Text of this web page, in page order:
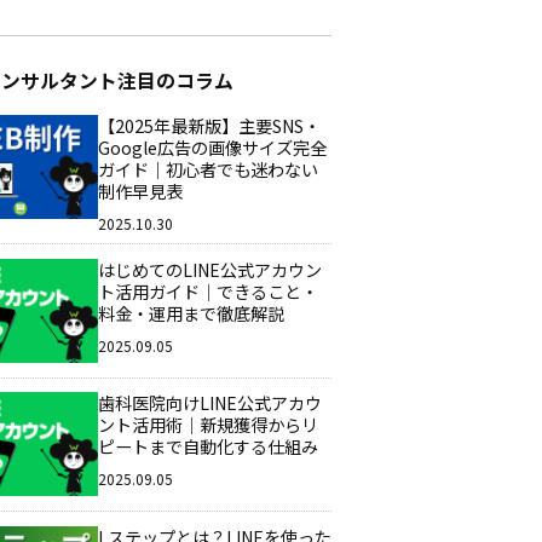
サルタント注目のコラム
【2025年最新版】主要SNS・
Google広告の画像サイズ完全
ガイド｜初心者でも迷わない
制作早見表
2025.10.30
はじめてのLINE公式アカウン
ト活用ガイド｜できること・
料金・運用まで徹底解説
2025.09.05
歯科医院向けLINE公式アカウ
ント活用術｜新規獲得からリ
ピートまで自動化する仕組み
2025.09.05
Lステップとは？LINEを使った